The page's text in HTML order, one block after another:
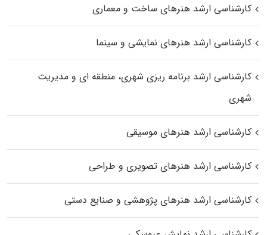
کارشناسی ارشد هنرهای ساخت و معماری
کارشناسی ارشد هنرهای نمایشی و سینما
کارشناسی ارشد برنامه ریزی شهری، منطقه‌ ای و مدیریت
شهری
کارشناسی ارشد هنرهای موسیقی
کارشناسی ارشد هنرهای تصویری و طراحی
کارشناسی ارشد هنرهای پژوهشی و صنایع دستی